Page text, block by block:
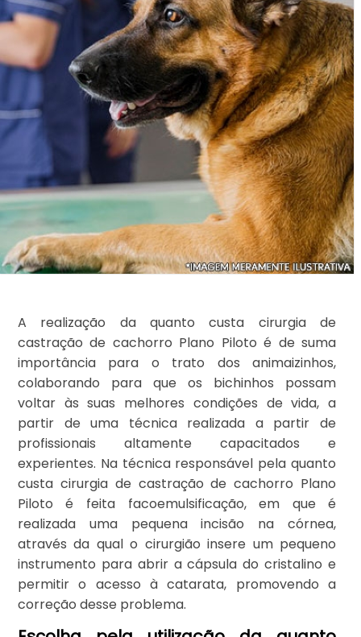
A realização da quanto custa cirurgia de
castração de cachorro Plano Piloto é de suma
importância para o trato dos animaizinhos,
colaborando para que os bichinhos possam
voltar às suas melhores condições de vida, a
partir de uma técnica realizada a partir de
profissionais altamente capacitados e
experientes. Na técnica responsável pela quanto
custa cirurgia de castração de cachorro Plano
Piloto é feita facoemulsificação, em que é
realizada uma pequena incisão na córnea,
através da qual o cirurgião insere um pequeno
instrumento para abrir a cápsula do cristalino e
permitir o acesso à catarata, promovendo a
correção desse problema.